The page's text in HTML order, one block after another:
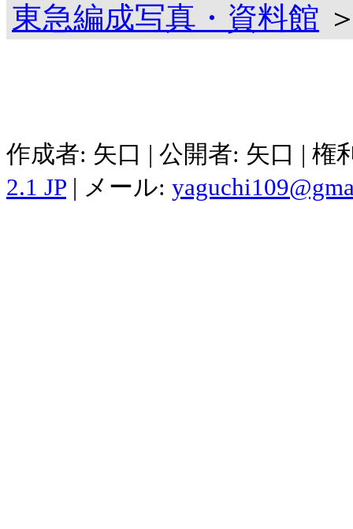
東急編成写真・資料館
作成者: 矢口 | 公開者: 矢口 |
2.1 JP | メール: